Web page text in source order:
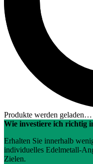
Produkte werden geladen…
Wie investiere ich richtig
Erhalten Sie innerhalb
individuelles Edelmetall-
Zielen.